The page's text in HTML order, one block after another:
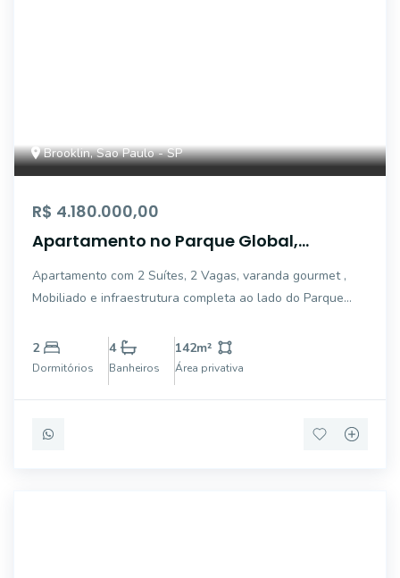
Brooklin, Sao Paulo - SP
R$ 4.180.000,00
Apartamento no Parque Global,
Vista Panorâmica ao lado do Parque
Burle Marx
Apartamento com 2 Suítes, 2 Vagas, varanda gourmet ,
Mobiliado e infraestrutura completa ao lado do Parque
Alexa com interruptores inteligentes. Janelas/fechamentos
motorizados e integrados à
2
Dormitórios
4
Banheiros
142m²
Área privativa